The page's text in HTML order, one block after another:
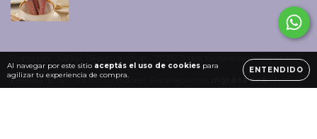
Al navegar por este sitio aceptás el uso de cookies para
agilizar tu experiencia de compra.
ENTENDIDO
Copyright JuliJuli Beauty K-shop - 2026. Todos los derechos reservados.
Defensa de las y los consumidores. Para reclamos ingresá acá. /